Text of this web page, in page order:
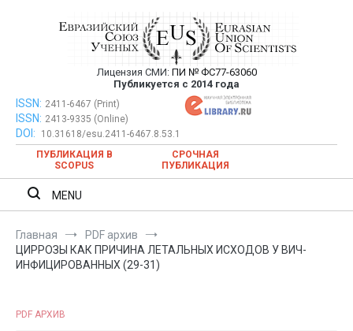
Евразийский Союз Ученых —
публикация научных статей в
ежемесячном научном журнале
Лицензия СМИ: ПИ № ФС77-63060
Публикуется с 2014 года
Евразийский Союз Ученых — публикация научных статей в
ежемесячном научном журнале
ISSN: 2411-6467 (Print)
ISSN: 2413-9335 (Online)
DOI:
10.31618/esu.2411-6467.8.53.1
ПУБЛИКАЦИЯ В
SCOPUS
СРОЧНАЯ
ПУБЛИКАЦИЯ
MENU
Главная
PDF архив
ЦИРРОЗЫ КАК ПРИЧИНА ЛЕТАЛЬНЫХ ИСХОДОВ У ВИЧ-
ИНФИЦИРОВАННЫХ (29-31)
PDF АРХИВ